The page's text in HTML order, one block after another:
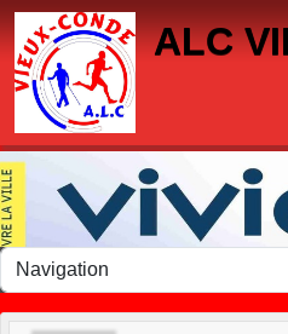
ALC
Panneau de gestion des cookies